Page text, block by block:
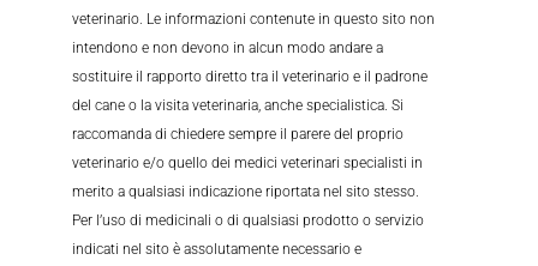
veterinario. Le informazioni contenute in questo sito non
intendono e non devono in alcun modo andare a
sostituire il rapporto diretto tra il veterinario e il padrone
del cane o la visita veterinaria, anche specialistica. Si
raccomanda di chiedere sempre il parere del proprio
veterinario e/o quello dei medici veterinari specialisti in
merito a qualsiasi indicazione riportata nel sito stesso.
Per l’uso di medicinali o di qualsiasi prodotto o servizio
indicati nel sito è assolutamente necessario e